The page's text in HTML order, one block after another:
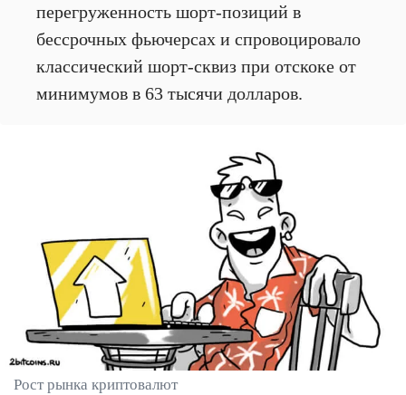
перегруженность шорт-позиций в
бессрочных фьючерсах и спровоцировало
классический шорт-сквиз при отскоке от
минимумов в 63 тысячи долларов.
Рост рынка криптовалют